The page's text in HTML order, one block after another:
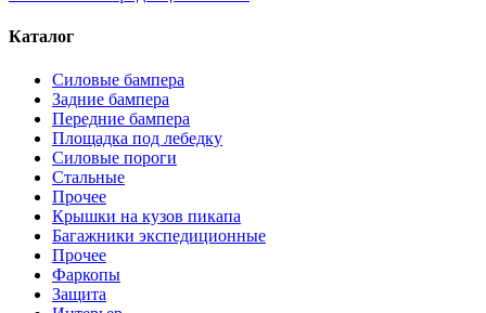
Каталог
Силовые бампера
Задние бампера
Передние бампера
Площадка под лебедку
Силовые пороги
Стальные
Прочее
Крышки на кузов пикапа
Багажники экспедиционные
Прочее
Фаркопы
Защита